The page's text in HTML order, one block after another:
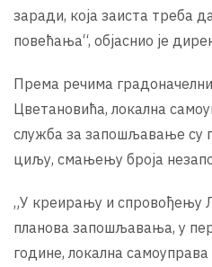
заради, која заиста треба
повећања“, објаснио је
Према речима
Цветановића, локална
служба за запошљавање су
циљу, смањењу броја
„У креирању и спровођењу
планова запошљавања, у
године, локална